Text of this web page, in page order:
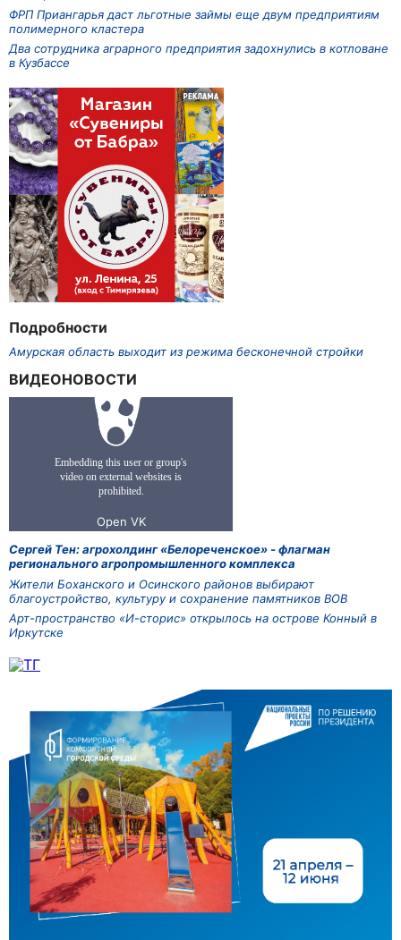
ФРП Приангарья даст льготные займы еще двум предприятиям
полимерного кластера
Два сотрудника аграрного предприятия задохнулись в котловане
в Кузбассе
Подробности
Амурская область выходит из режима бесконечной стройки
ВИДЕОНОВОСТИ
Сергей Тен: агрохолдинг «Белореченское» - флагман
регионального агропромышленного комплекса
Жители Боханского и Осинского районов выбирают
благоустройство, культуру и сохранение памятников ВОВ
Арт-пространство «И-сторис» открылось на острове Конный в
Иркутске